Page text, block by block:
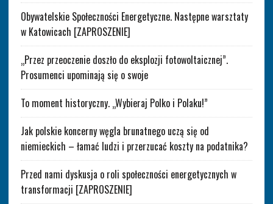
Obywatelskie Społeczności Energetyczne. Następne warsztaty
w Katowicach [ZAPROSZENIE]
„Przez przeoczenie doszło do eksplozji fotowoltaicznej”.
Prosumenci upominają się o swoje
To moment historyczny. „Wybieraj Polko i Polaku!”
Jak polskie koncerny węgla brunatnego uczą się od
niemieckich – łamać ludzi i przerzucać koszty na podatnika?
Przed nami dyskusja o roli społeczności energetycznych w
transformacji [ZAPROSZENIE]